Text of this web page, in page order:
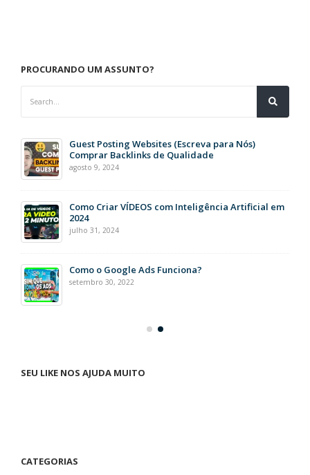
PROCURANDO UM ASSUNTO?
Guest Posting Websites (Escreva para Nós)
Comprar Backlinks de Qualidade
agosto 9, 2024
Como Criar VÍDEOS com Inteligência Artificial em
2024
julho 31, 2024
Como o Google Ads Funciona?
setembro 30, 2022
SEU LIKE NOS AJUDA MUITO
CATEGORIAS